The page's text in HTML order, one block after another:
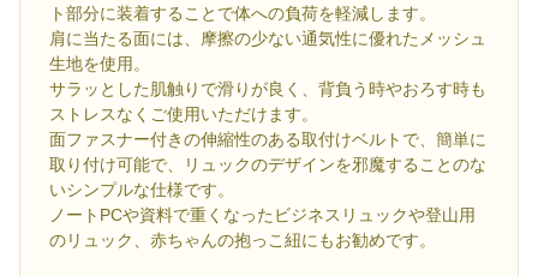
ト部分に装着することで体への負荷を軽減します。
肩に当たる面には、摩擦の少ない通気性に優れたメッシュ
生地を使用。
サラッとした肌触りで滑りが良く、背負う時やおろす時も
ストレスなくご使用いただけます。
面ファスナー付きの伸縮性のある取付けベルトで、簡単に
取り付け可能で、リュックのデザインを邪魔することのな
いシンプルな仕様です。
ノートPCや資料で重くなったビジネスリュックや登山用
のリュック、赤ちゃんの抱っこ紐にもお勧めです。